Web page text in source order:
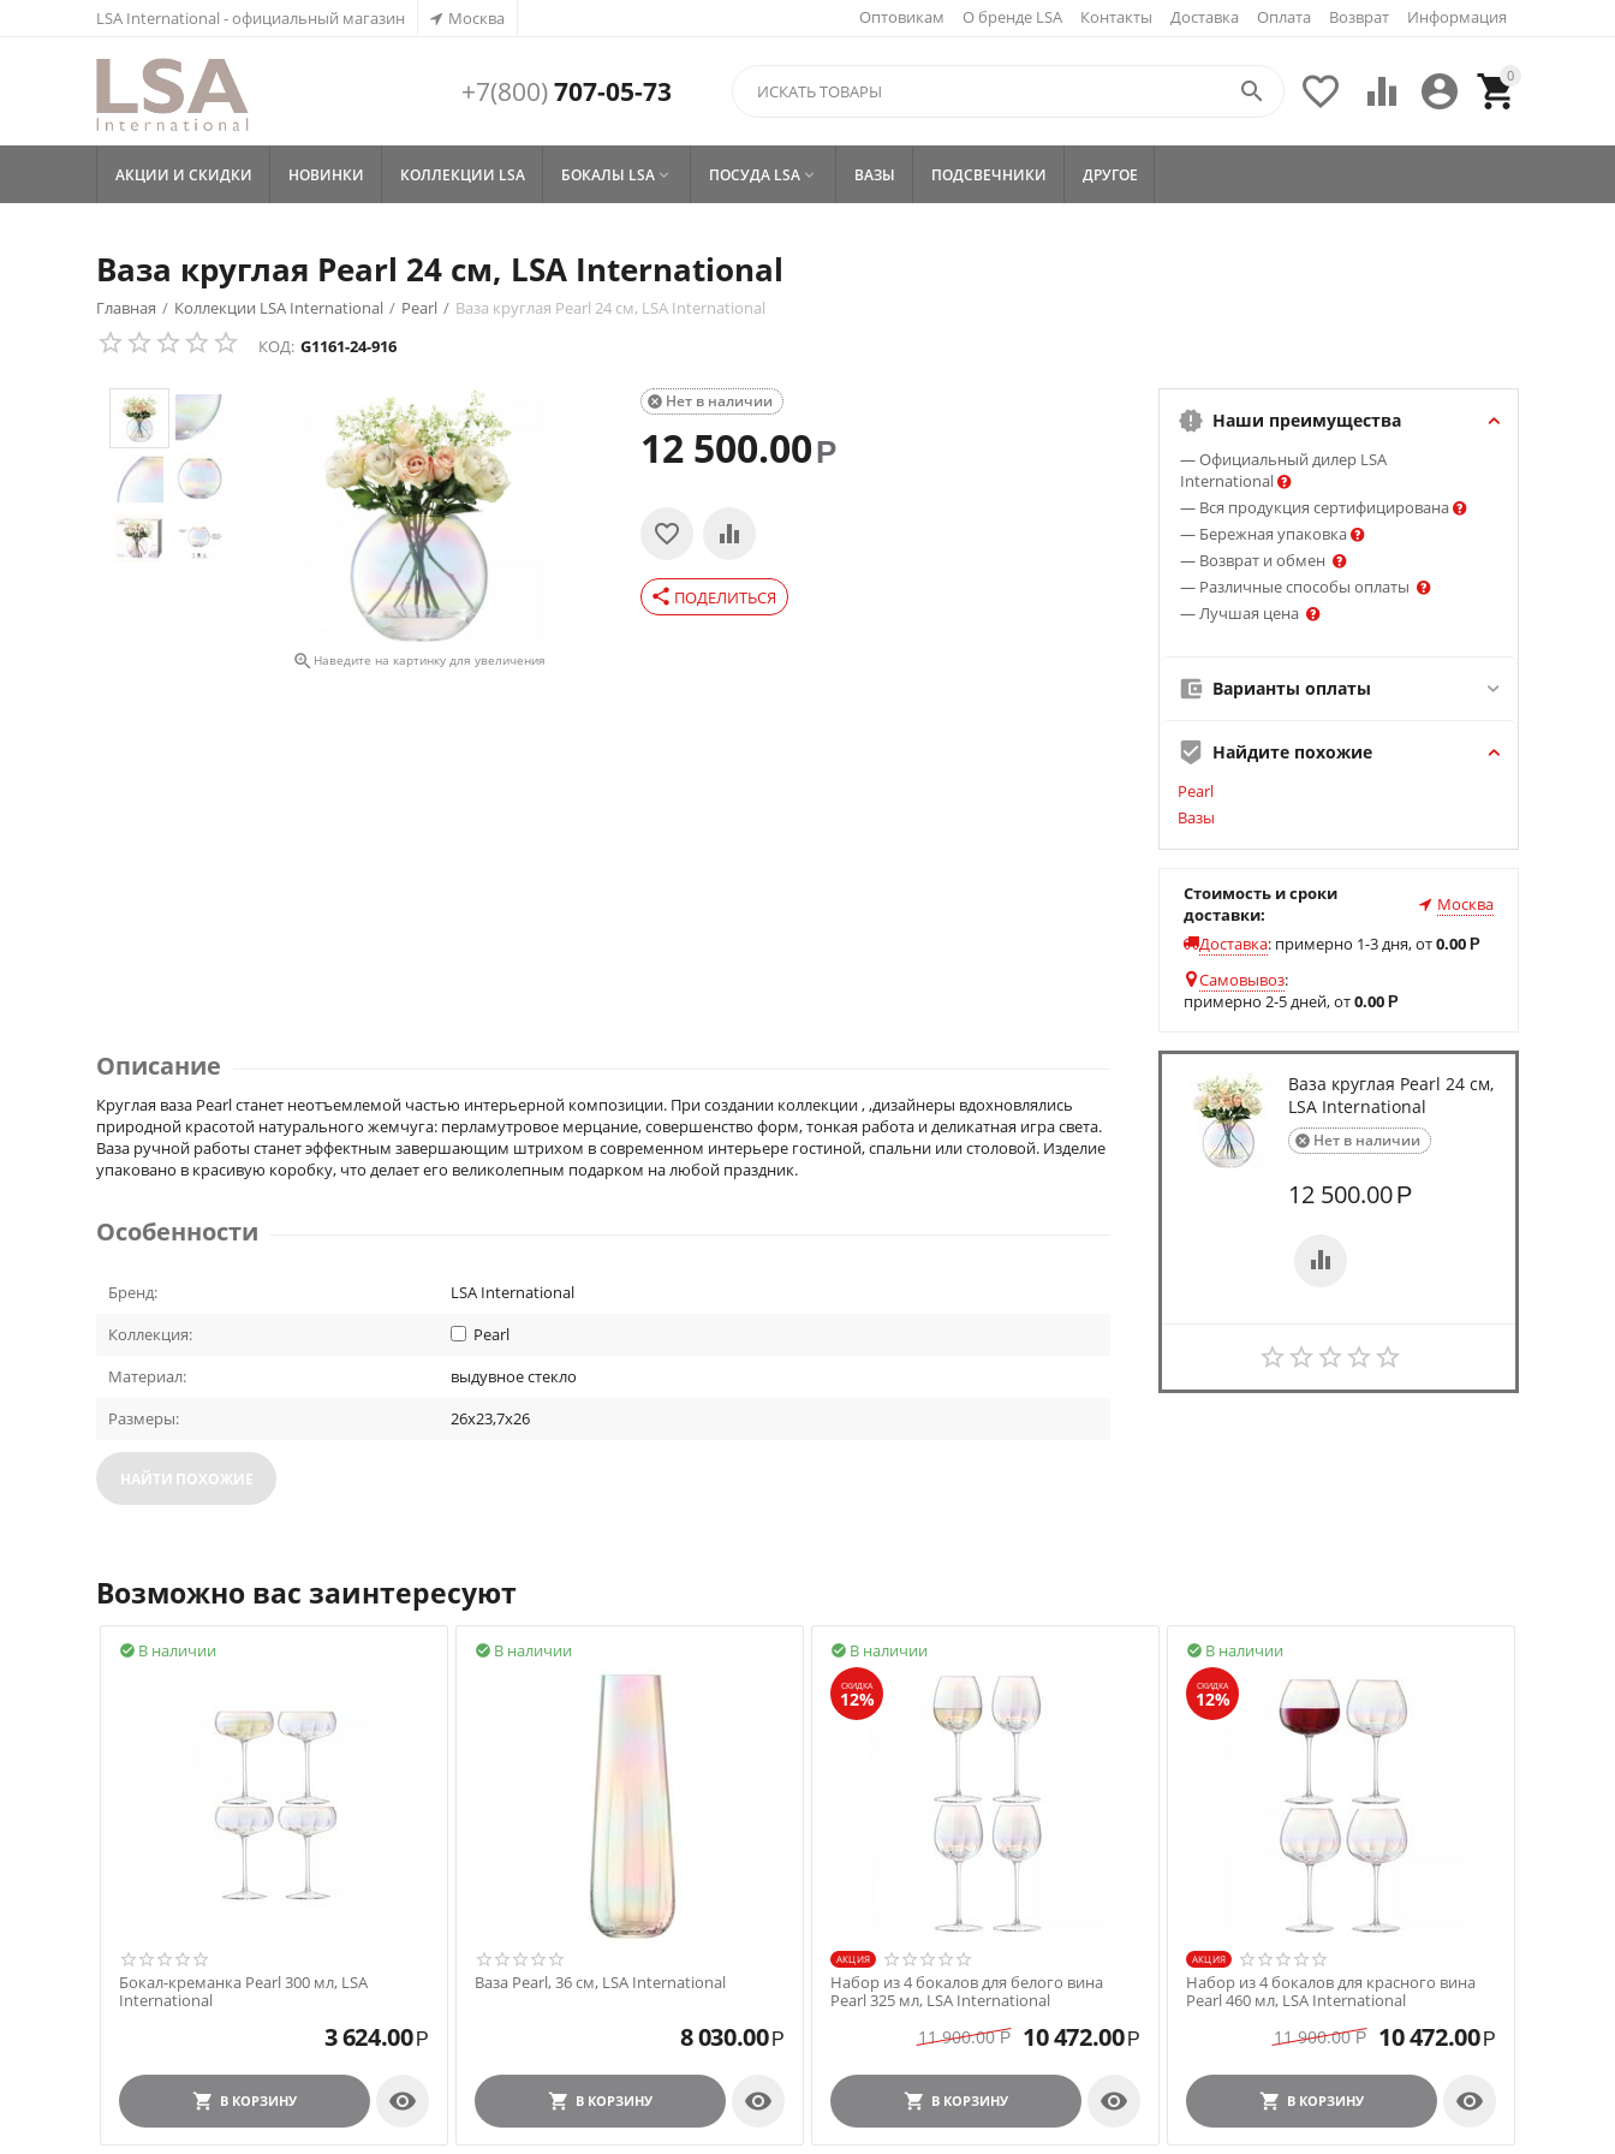
LSA International - официальный магазин Москва Оптовикам О бренде LSA Контакты Доставка Оплата Возврат Информация
+7(800)707-05-73 0


 

АКЦИИ И СКИДКИ НОВИНКИ КОЛЛЕКЦИИ LSA БОКАЛЫ LSA  ПОСУДА LSA  ВАЗЫ ПОДСВЕЧНИКИ ДРУГОЕ
Ваза круглая Pearl 24 см, LSA International
Главная / Коллекции LSA International / Pearl / Ваза круглая Pearl 24 см, LSA International
КОД: G1161-24-916
 Наведите на картинку для увеличения
Нет в наличии

12 500.00Р
share ПОДЕЛИТЬСЯ
Наши преимущества
— Официальный дилер LSA
International
— Вся продукция сертифицирована
— Бережная упаковка
— Возврат и обмен
— Различные способы оплаты
— Лучшая цена
Варианты оплаты
Найдите похожие
Pearl
Вазы
Стоимость и сроки
доставки:
Москва
Доставка: примерно 1-3 дня, от0.00 Р
Самовывоз:
примерно 2-5 дней, от0.00 Р
Ваза круглая Pearl 24 см,
LSA International
Нет в наличии

12 500.00Р
Описание
Круглая ваза Pearl станет неотъемлемой частью интерьерной композиции. При создании коллекции , ,дизайнеры вдохновлялись
природной красотой натурального жемчуга: перламутровое мерцание, совершенство форм, тонкая работа и деликатная игра света.
Ваза ручной работы станет эффектным завершающим штрихом в современном интерьере гостиной, спальни или столовой. Изделие
упаковано в красивую коробку, что делает его великолепным подарком на любой праздник.
Особенности
Бренд:
LSA International
Коллекция:
Pearl
Материал:
выдувное стекло
Размеры:
26x23,7x26
НАЙТИ ПОХОЖИЕ
Возможно вас заинтересуют
В наличии

Бокал-креманка Pearl 300 мл, LSA
International
3 624.00 Р
В КОРЗИНУ 
В наличии

Ваза Pearl, 36 см, LSA International
8 030.00 Р
В КОРЗИНУ 
В наличии

СКИДКА
12%
AКЦИЯ
Набор из 4 бокалов для белого вина
Pearl 325 мл, LSA International
11 900.00 Р 10 472.00 Р
В КОРЗИНУ 
В наличии

СКИДКА
12%
AКЦИЯ
Набор из 4 бокалов для красного вина
Pearl 460 мл, LSA International
11 900.00 Р 10 472.00 Р
В КОРЗИНУ 